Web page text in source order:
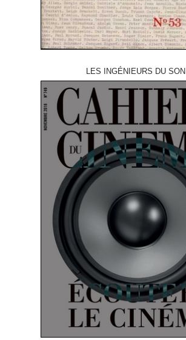
LES INGÉNIEURS DU SON